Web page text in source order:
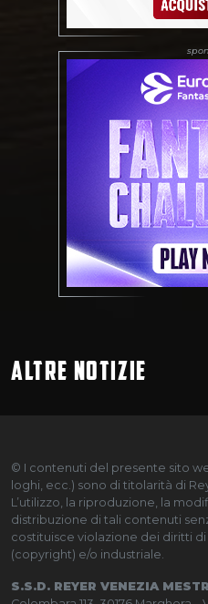
ALTRE NOTIZIE
© I contenuti del presente sito
loghi, ecc.) sono di titolarità di
L’utilizzo, la riproduzione, la
distribuzione di tali contenuti
costituisce violazione dei diritti
(copyright) e/o industriale.
S.S.D. REYER VENEZIA